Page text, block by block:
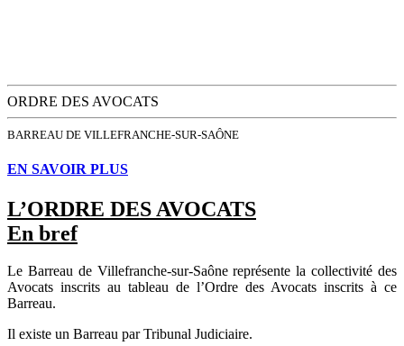
ORDRE DES AVOCATS
BARREAU DE VILLEFRANCHE-SUR-SAÔNE
EN SAVOIR PLUS
L’ORDRE DES AVOCATS
En bref
Le Barreau de Villefranche-sur-Saône représente la collectivité des
Avocats inscrits au tableau de l’Ordre des Avocats inscrits à ce
Barreau.
Il existe un Barreau par Tribunal Judiciaire.